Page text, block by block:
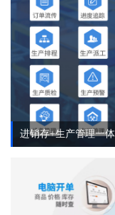
进销存+生产管理一